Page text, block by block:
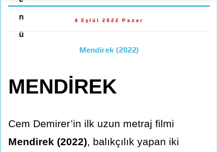
n
ü
4 Eylül 2022 Pazar
Mendirek (2022)
MENDİREK
Cem Demirer’in ilk uzun metraj filmi
Mendirek (2022), balıkçılık yapan iki